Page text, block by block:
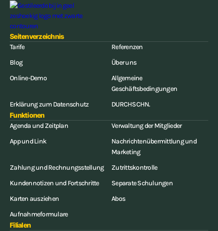
Seitenverzeichnis
Tarife
Referenzen
Blog
Über uns
Online-Demo
Allgemeine
Geschäftsbedingungen
Erklärung zum Datenschutz
DURCHSCHN.
Funktionen
Agenda und Zeitplan
Verwaltung der Mitglieder
App und Link
Nachrichtenübermittlung und
Marketing
Zahlung und Rechnungsstellung
Zutrittskontrolle
Kundennotizen und Fortschritte
Separate Schulungen
Karten ausziehen
Abos
Aufnahmeformulare
Filialen